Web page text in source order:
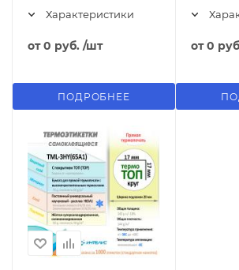
Характеристики
от0 руб. /шт
ПОДРОБНЕЕ
от0